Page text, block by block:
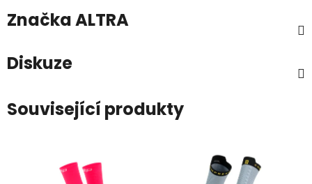
ZnačkaALTRA
Diskuze
Související produkty